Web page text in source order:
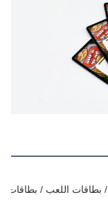
اللعب / بطاقات